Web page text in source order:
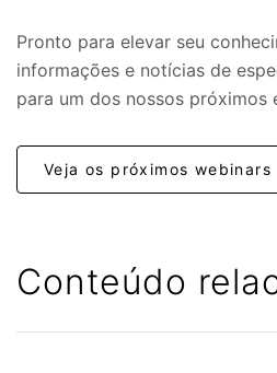
Pronto para elevar seu
informações e notícias de
para um dos nossos próximos
Veja os próximos webinars
Conteúdo